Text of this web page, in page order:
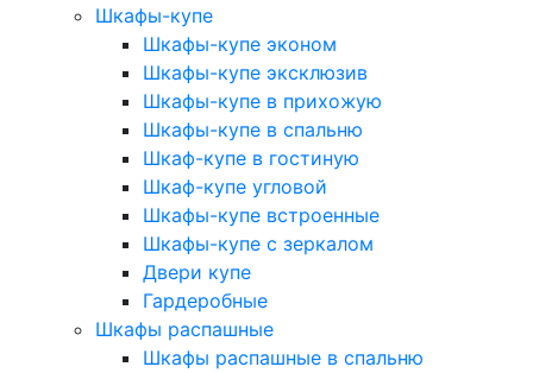
Шкафы-купе
Шкафы-купе эконом
Шкафы-купе эксклюзив
Шкафы-купе в прихожую
Шкафы-купе в спальню
Шкаф-купе в гостиную
Шкаф-купе угловой
Шкафы-купе встроенные
Шкафы-купе с зеркалом
Двери купе
Гардеробные
Шкафы распашные
Шкафы распашные в спальню